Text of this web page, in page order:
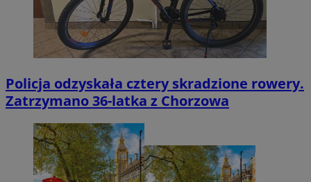
Policja odzyskała cztery skradzione rowery.
Zatrzymano 36-latka z Chorzowa